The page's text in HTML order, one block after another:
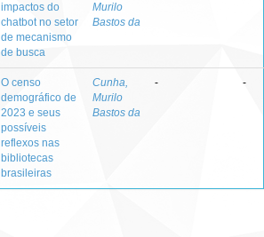
impactos do
chatbot no setor
de mecanismo
de busca
Murilo
Bastos da
O censo
demográfico de
2023 e seus
possíveis
reflexos nas
bibliotecas
brasileiras
Cunha,
Murilo
Bastos da
- -